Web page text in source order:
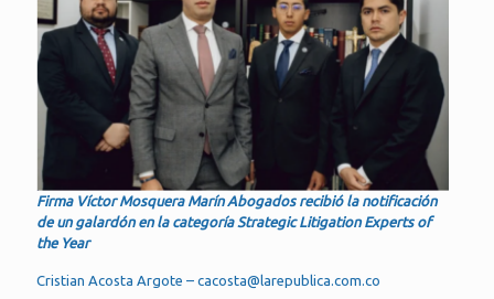
Firma Víctor Mosquera Marín Abogados recibió la notificación
de un galardón en la categoría Strategic Litigation Experts of
the Year
Cristian Acosta Argote – cacosta@larepublica.com.co